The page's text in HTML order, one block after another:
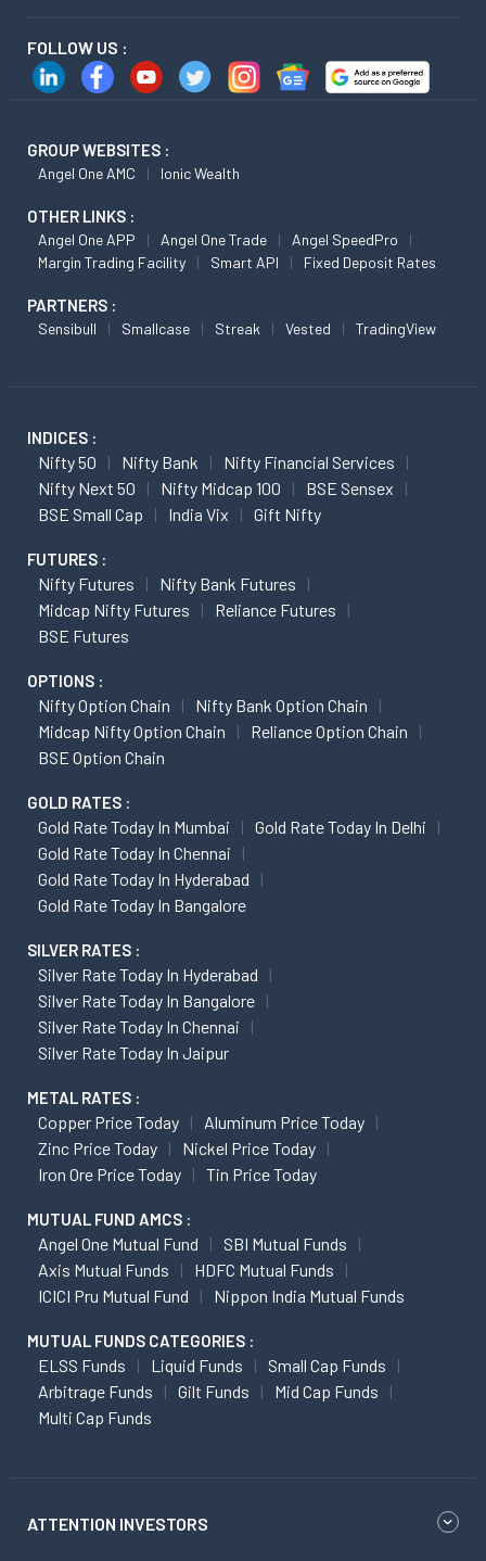
FOLLOW US :
GROUP WEBSITES :
Angel One AMC Ionic Wealth
OTHER LINKS :
Angel One APP Angel One Trade
Angel SpeedPro
Margin Trading Facility
Smart API Fixed Deposit Rates
PARTNERS :
Sensibull Smallcase Streak Vested TradingView
INDICES :
Nifty 50 Nifty Bank
Nifty Financial Services
Nifty Next 50
Nifty Midcap 100
BSE Sensex
BSE Small Cap
India Vix Gift Nifty
FUTURES :
Nifty Futures
Nifty Bank Futures
Midcap Nifty Futures
Reliance Futures
BSE Futures
OPTIONS :
Nifty Option Chain
Nifty Bank Option Chain
Midcap Nifty Option Chain
Reliance Option Chain
BSE Option Chain
GOLD RATES :
Gold Rate Today In Mumbai
Gold Rate Today In Delhi
Gold Rate Today In Chennai
Gold Rate Today In Hyderabad
Gold Rate Today In Bangalore
SILVER RATES :
Silver Rate Today In Hyderabad
Silver Rate Today In Bangalore
Silver Rate Today In Chennai
Silver Rate Today In Jaipur
METAL RATES :
Copper Price Today
Aluminum Price Today
Zinc Price Today
Nickel Price Today
Iron Ore Price Today
Tin Price Today
MUTUAL FUND AMCS :
Angel One Mutual Fund
SBI Mutual Funds
Axis Mutual Funds
HDFC Mutual Funds
ICICI Pru Mutual Fund
Nippon India Mutual Funds
MUTUAL FUNDS CATEGORIES :
ELSS Funds Liquid Funds
Small Cap Funds
Arbitrage Funds
Gilt Funds
Mid Cap Funds
Multi Cap Funds
ATTENTION INVESTORS